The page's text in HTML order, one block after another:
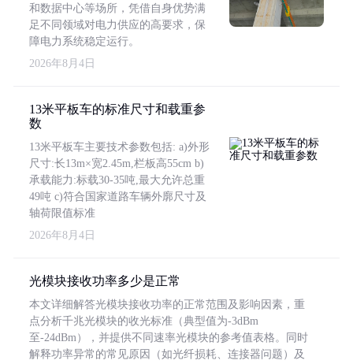
和数据中心等场所，凭借自身优势满
足不同领域对电力供应的高要求，保
障电力系统稳定运行。
2026年8月4日
13米平板车的标准尺寸和载重参
数
13米平板车主要技术参数包括: a)外形
尺寸:长13m×宽2.45m,栏板高55cm b)
承载能力:标载30-35吨,最大允许总重
49吨 c)符合国家道路车辆外廓尺寸及
轴荷限值标准
2026年8月4日
光模块接收功率多少是正常
本文详细解答光模块接收功率的正常范围及影响因素，重
点分析千兆光模块的收光标准（典型值为-3dBm
至-24dBm），并提供不同速率光模块的参考值表格。同时
解释功率异常的常见原因（如光纤损耗、连接器问题）及